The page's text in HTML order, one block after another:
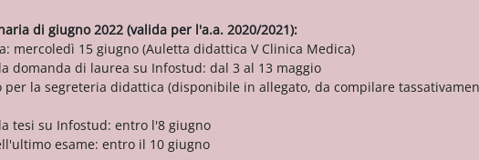
di giugno 2022 (valida per l'a.a. 2020/2021):
mercoledì 15 giugno (Auletta didattica V Clinica Medica)
domanda di laurea su Infostud: dal 3 al 13 maggio
la segreteria didattica (disponibile in allegato, da compilare
tesi su Infostud: entro l'8 giugno
esame: entro il 10 giugno